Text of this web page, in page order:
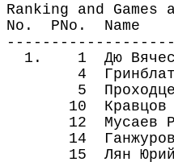
Ranking and
No. PNo.
1. 1 Дю
4
5
10
12 Мусаев
14
15 Лян